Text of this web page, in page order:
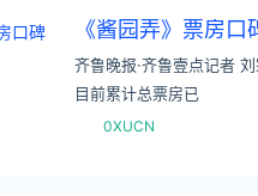
《酱园弄》票房口
齐鲁晚报·齐鲁壹点记者
目前累计总票房已
0XUCN